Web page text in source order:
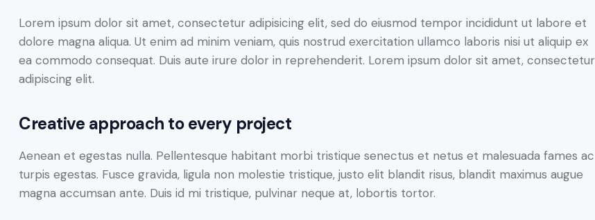
Lorem ipsum dolor sit amet, consectetur adipisicing elit, sed do eiusmod tempor incididunt ut labore et
dolore magna aliqua. Ut enim ad minim veniam, quis nostrud exercitation ullamco laboris nisi ut aliquip ex
ea commodo consequat. Duis aute irure dolor in reprehenderit. Lorem ipsum dolor sit amet, consectetur
adipiscing elit.
Creative approach to every project
Aenean et egestas nulla. Pellentesque habitant morbi tristique senectus et netus et malesuada fames ac
turpis egestas. Fusce gravida, ligula non molestie tristique, justo elit blandit risus, blandit maximus augue
magna accumsan ante. Duis id mi tristique, pulvinar neque at, lobortis tortor.